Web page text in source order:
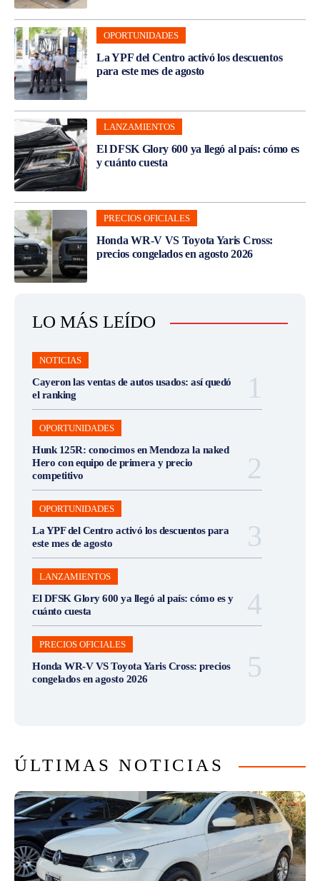
OPORTUNIDADES
La YPF del Centro activó los descuentos
para este mes de agosto
LANZAMIENTOS
El DFSK Glory 600 ya llegó al país: cómo es
y cuánto cuesta
PRECIOS OFICIALES
Honda WR-V VS Toyota Yaris Cross:
precios congelados en agosto 2026
LO MÁS LEÍDO
NOTICIAS
Cayeron las ventas de autos usados: así quedó
el ranking
OPORTUNIDADES
Hunk 125R: conocimos en Mendoza la naked
Hero con equipo de primera y precio
competitivo
OPORTUNIDADES
La YPF del Centro activó los descuentos para
este mes de agosto
LANZAMIENTOS
El DFSK Glory 600 ya llegó al país: cómo es y
cuánto cuesta
PRECIOS OFICIALES
Honda WR-V VS Toyota Yaris Cross: precios
congelados en agosto 2026
ÚLTIMAS NOTICIAS